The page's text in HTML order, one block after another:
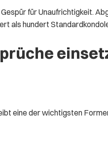
für Unaufrichtigkeit.
als hundert
eine der wichtigsten